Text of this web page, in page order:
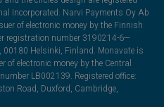
Incorporated. Narvi Payments Oy Ab
of electronic money by the Finnish
registration number 3190214-6—
00180 Helsinki, Finland. Monavate is
electronic money by the Central
LB002139. Registered office:
Road, Duxford, Cambridge,